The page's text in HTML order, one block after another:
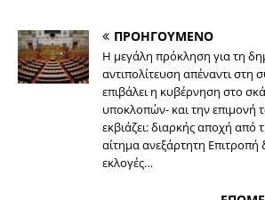
ΠΡΟΗΓΟΥΜΕΝΟ
Η μεγάλη πρόκληση για τη
αντιπολίτευση απέναντι στη
επιβάλει η κυβέρνηση στο
υποκλοπών- και την επιμονή
εκβιάζει: διαρκής αποχή από
αίτημα ανεξάρτητη Επιτροπή
εκλογές…